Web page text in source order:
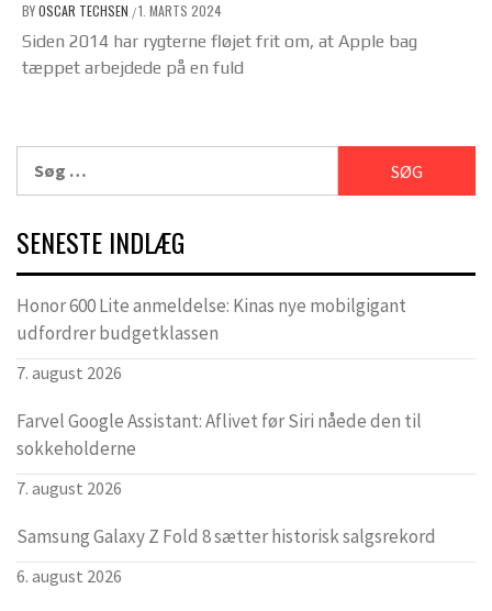
BYOSCAR TECHSEN /1. MARTS 2024
Siden 2014 har rygterne fløjet frit om, at Apple bag
tæppet arbejdede på en fuld
efter:
SENESTE INDLÆG
Honor 600 Lite anmeldelse: Kinas nye mobilgigant
udfordrer budgetklassen
7. august 2026
Farvel Google Assistant: Aflivet før Siri nåede den til
sokkeholderne
7. august 2026
Samsung Galaxy Z Fold 8 sætter historisk salgsrekord
6. august 2026